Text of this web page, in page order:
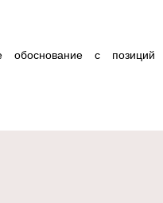
обоснование с позиций